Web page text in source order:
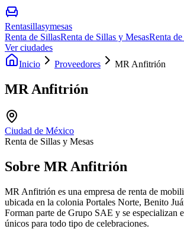
Rentasillasymesas
Renta de SillasRenta de Sillas y MesasRenta
Ver ciudades
Inicio
Proveedores MR Anfitrión
MR Anfitrión
Ciudad de México
Renta de Sillas y Mesas
Sobre MR Anfitrión
MR Anfitrión es una empresa de renta de
ubicada en la colonia Portales Norte, Benito
Forman parte de Grupo SAE y se especializan
únicos para todo tipo de celebraciones.